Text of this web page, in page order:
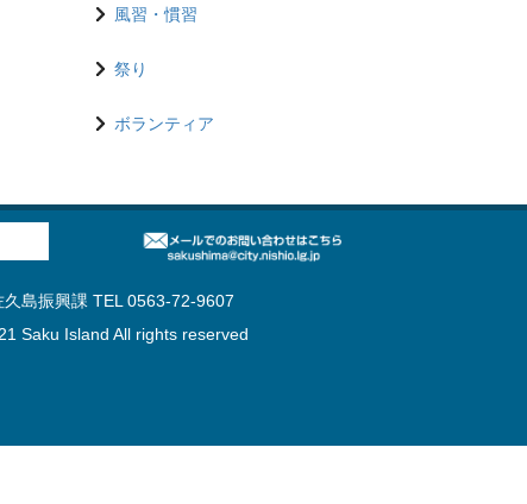
風習・慣習
祭り
ボランティア
島振興課 TEL 0563-72-9607
Saku Island All rights reserved